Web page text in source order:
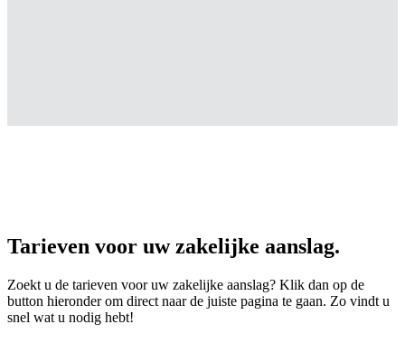
Tarieven voor uw zakelijke aanslag.
Zoekt u de tarieven voor uw zakelijke aanslag? Klik dan op de
button hieronder om direct naar de juiste pagina te gaan. Zo vindt u
snel wat u nodig hebt!